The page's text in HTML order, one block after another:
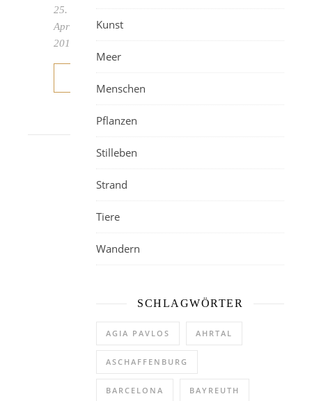
25.
April
2019
Kunst
Meer
Menschen
Pflanzen
Stilleben
Strand
Tiere
Wandern
SCHLAGWÖRTER
AGIA PAVLOS AHRTAL
ASCHAFFENBURG
BARCELONA BAYREUTH